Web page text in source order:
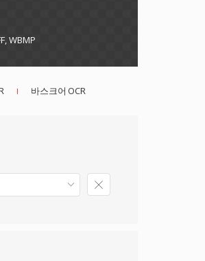
WBMP
바스크어 OCR